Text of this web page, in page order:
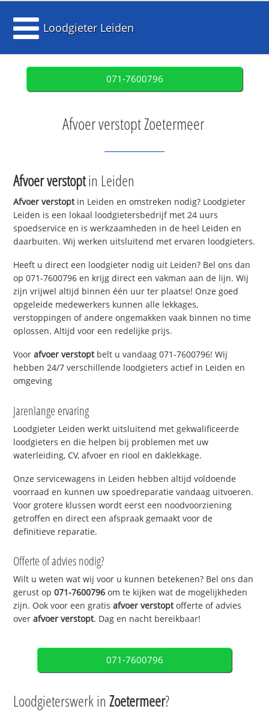
Loodgieter Leiden
071-7600796
Afvoer verstopt Zoetermeer
Afvoer verstoptin Leiden
Afvoer verstoptin Leiden en omstreken nodig? Loodgieter
Leiden is een lokaal loodgietersbedrijf met 24 uurs
spoedservice en is werkzaamheden in de heel Leiden en
daarbuiten. Wij werken uitsluitend met ervaren loodgieters.
Heeft u direct een loodgieter nodig uit Leiden? Bel ons dan
op 071-7600796 en krijg direct een vakman aan de lijn. Wij
zijn vrijwel altijd binnen één uur ter plaatse! Onze goed
opgeleide medewerkers kunnen alle lekkages,
verstoppingen of andere ongemakken vaak binnen no time
oplossen. Altijd voor een redelijke prijs.
Voorafvoer verstoptbelt u vandaag 071-7600796! Wij
hebben 24/7 verschillende loodgieters actief in Leiden en
omgeving
Jarenlange ervaring
Loodgieter Leiden werkt uitsluitend met gekwalificeerde
loodgieters en die helpen bij problemen met uw
waterleiding, CV, afvoer en riool en daklekkage.
Onze servicewagens in Leiden hebben altijd voldoende
voorraad en kunnen uw spoedreparatie vandaag uitvoeren.
Voor grotere klussen wordt eerst een noodvoorziening
getroffen en direct een afspraak gemaakt voor de
definitieve reparatie.
Offerte of advies nodig?
Wilt u weten wat wij voor u kunnen betekenen? Bel ons dan
gerust op071-7600796 om te kijken wat de mogelijkheden
zijn. Ook voor een gratisafvoer verstoptofferte of advies
overafvoer verstopt. Dag en nacht bereikbaar!
071-7600796
Loodgieterswerk inZoetermeer?